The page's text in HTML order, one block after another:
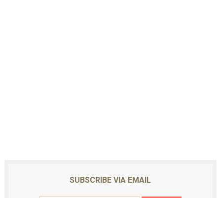
SUBSCRIBE VIA EMAIL